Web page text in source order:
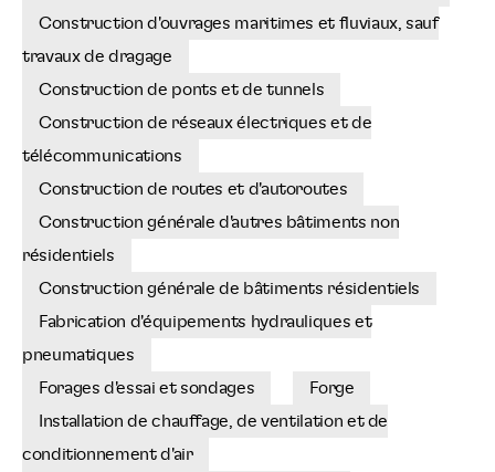
Construction d'ouvrages maritimes et fluviaux, sauf
travaux de dragage
Construction de ponts et de tunnels
Construction de réseaux électriques et de
télécommunications
Construction de routes et d'autoroutes
Construction générale d'autres bâtiments non
résidentiels
Construction générale de bâtiments résidentiels
Fabrication d'équipements hydrauliques et
pneumatiques
Forages d'essai et sondages
Forge
Installation de chauffage, de ventilation et de
conditionnement d'air